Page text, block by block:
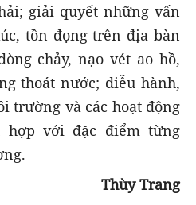
giải quyết những vấn
tồn đọng trên địa bàn
chảy, nạo vét ao hồ,
thoát nước; diễu hành,
trường và các hoạt động
hợp với đặc điểm từng
Thùy Trang